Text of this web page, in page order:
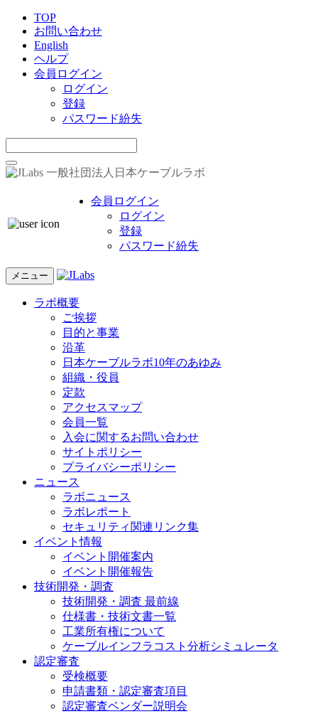
TOP
お問い合わせ
English
ヘルプ
会員ログイン
ログイン
登録
パスワード紛失
一般社団法人日本ケーブルラボ
会員ログイン
ログイン
登録
パスワード紛失
メニュー
ラボ概要
ご挨拶
目的と事業
沿革
日本ケーブルラボ10年のあゆみ
組織・役員
定款
アクセスマップ
会員一覧
入会に関するお問い合わせ
サイトポリシー
プライバシーポリシー
ニュース
ラボニュース
ラボレポート
セキュリティ関連リンク集
イベント情報
イベント開催案内
イベント開催報告
技術開発・調査
技術開発・調査 最前線
仕様書・技術文書一覧
工業所有権について
ケーブルインフラコスト分析シミュレータ
認定審査
受検概要
申請書類・認定審査項目
認定審査ベンダー説明会